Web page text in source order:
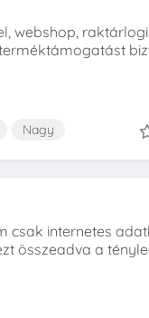
webshop,
Nagy
csak internetes
összeadva a